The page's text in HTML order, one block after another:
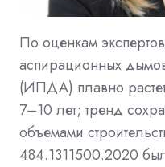
По оценкам
аспирационных
(ИПДА) плавно
7–10 лет; тренд
объемами
484.1311500.2020